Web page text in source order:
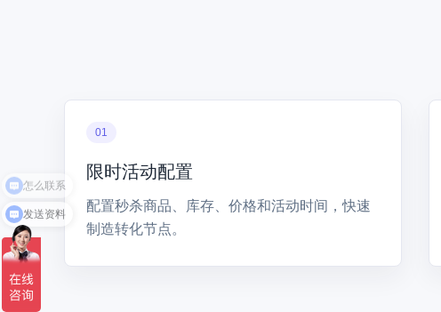
01
限时活动配置
配置秒杀商品、库存、价格和活动时间，快速
制造转化节点。
发送资料